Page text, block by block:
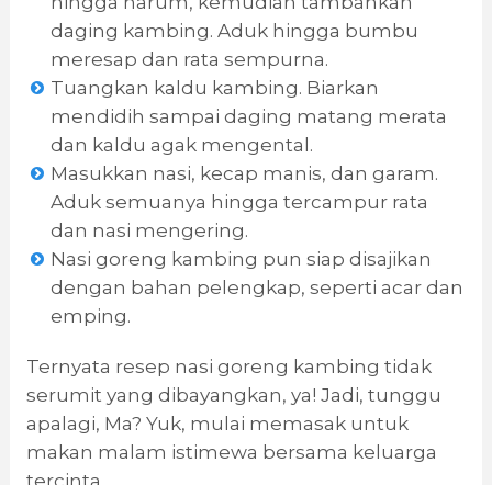
daging kambing. Aduk hingga bumbu
meresap dan rata sempurna.
Tuangkan kaldu kambing. Biarkan
mendidih sampai daging matang merata
dan kaldu agak mengental.
Masukkan nasi, kecap manis, dan garam.
Aduk semuanya hingga tercampur rata
dan nasi mengering.
Nasi goreng kambing pun siap disajikan
dengan bahan pelengkap, seperti acar dan
emping.
Ternyata resep nasi goreng kambing tidak
serumit yang dibayangkan, ya! Jadi, tunggu
apalagi, Ma? Yuk, mulai memasak untuk
makan malam istimewa bersama keluarga